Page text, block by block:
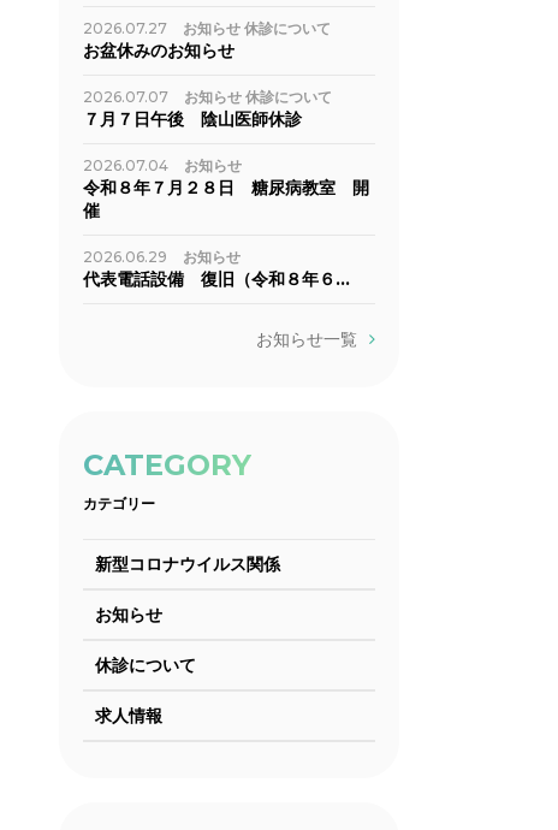
2026.07.27 お知らせ 休診について
お盆休みのお知らせ
2026.07.07 お知らせ 休診について
７月７日午後 陰山医師休診
2026.07.04 お知らせ
令和８年７月２８日 糖尿病教室 開
催
2026.06.29 お知らせ
代表電話設備 復旧（令和８年６…
お知らせ一覧
CATEGORY
カテゴリー
新型コロナウイルス関係
お知らせ
休診について
求人情報